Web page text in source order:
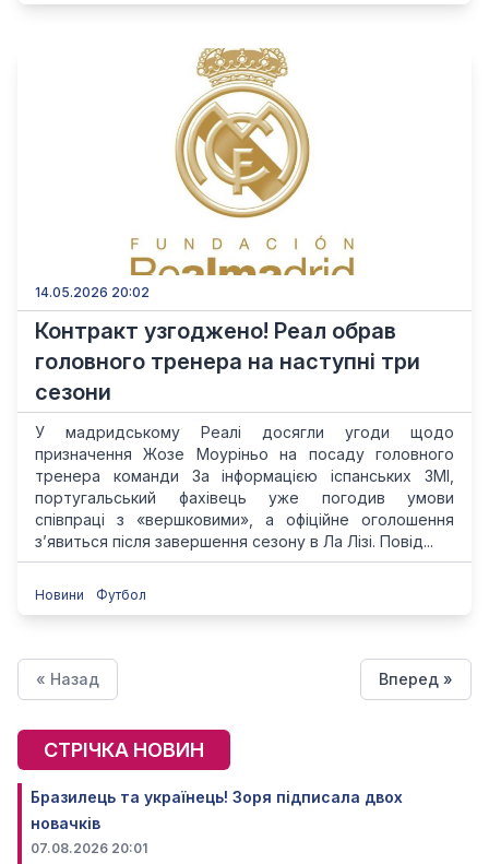
14.05.2026 20:02
Контракт узгоджено! Реал обрав
головного тренера на наступні три
сезони
У мадридському Реалі досягли угоди щодо
призначення Жозе Моуріньо на посаду головного
тренера команди За інформацією іспанських ЗМІ,
португальський фахівець уже погодив умови
співпраці з «вершковими», а офіційне оголошення
з’явиться після завершення сезону в Ла Лізі. Повід...
Новини Футбол
« Назад Вперед »
СТРІЧКА НОВИН
Бразилець та українець! Зоря підписала двох
новачків
07.08.2026 20:01